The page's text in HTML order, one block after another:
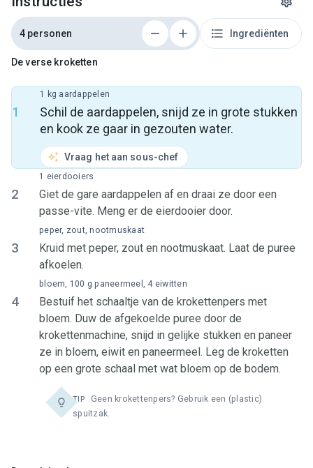
4 personen Ingrediënten
De verse kroketten
1
Schil de aardappelen, snijd ze in grote stukken
en kook ze gaar in gezouten water.
Vraag het aan sous-chef
1 kg aardappelen
2
Giet de gare aardappelen af en draai ze door een
passe-vite. Meng er de eierdooier door.
1 eierdooiers
3
Kruid met peper, zout en nootmuskaat. Laat de puree
afkoelen.
peper, zout, nootmuskaat
4
Bestuif het schaaltje van de krokettenpers met
bloem. Duw de afgekoelde puree door de
krokettenmachine, snijd in gelijke stukken en paneer
ze in bloem, eiwit en paneermeel. Leg de kroketten
op een grote schaal met wat bloem op de bodem.
TIP
Geen krokettenpers? Gebruik een (plastic)
spuitzak.
bloem, 100 g paneermeel, 4 eiwitten